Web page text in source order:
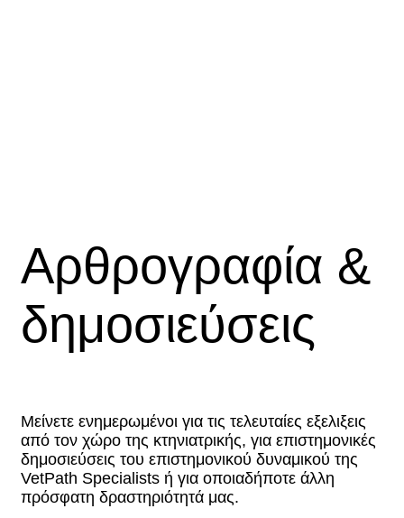
Αρθρογραφία &
δημοσιεύσεις
Μείνετε ενημερωμένοι για τις τελευταίες εξελιξεις
από τον χώρο της κτηνιατρικής, για επιστημονικές
δημοσιεύσεις του επιστημονικού δυναμικού της
VetPath Specialists ή για οποιαδήποτε άλλη
πρόσφατη δραστηριότητά μας.